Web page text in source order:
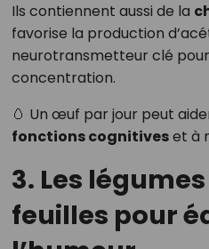
Ils contiennent aussi de la
favorise la production
neurotransmetteur clé
concentration.
🥚 Un œuf par jour peut
fonctions cognitiveset à
3. Les
feuilles pour